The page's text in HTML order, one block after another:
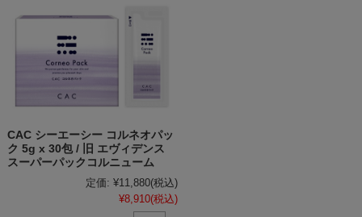
CAC シーエーシー コルネオパッ
ク 5g x 30包 / 旧 エヴィデンス
スーパーパックコルニューム
定価: ¥11,880(税込)
¥8,910(税込)